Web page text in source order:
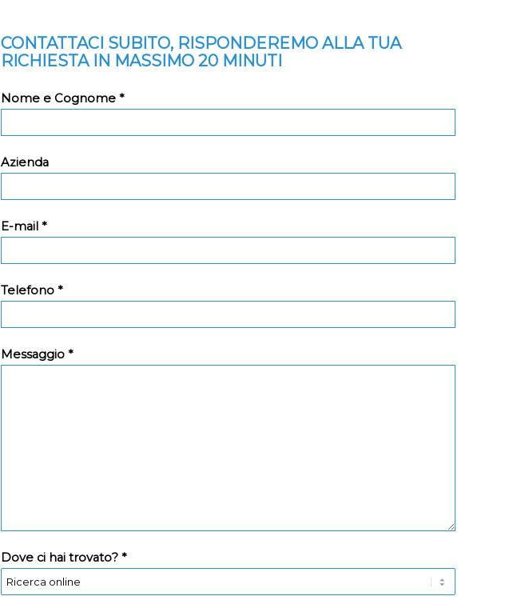
CONTATTACI SUBITO, RISPONDEREMO ALLA TUA
RICHIESTA IN MASSIMO 20 MINUTI
Nome e Cognome *
Azienda
E-mail *
Telefono *
Messaggio *
Dove ci hai trovato? *